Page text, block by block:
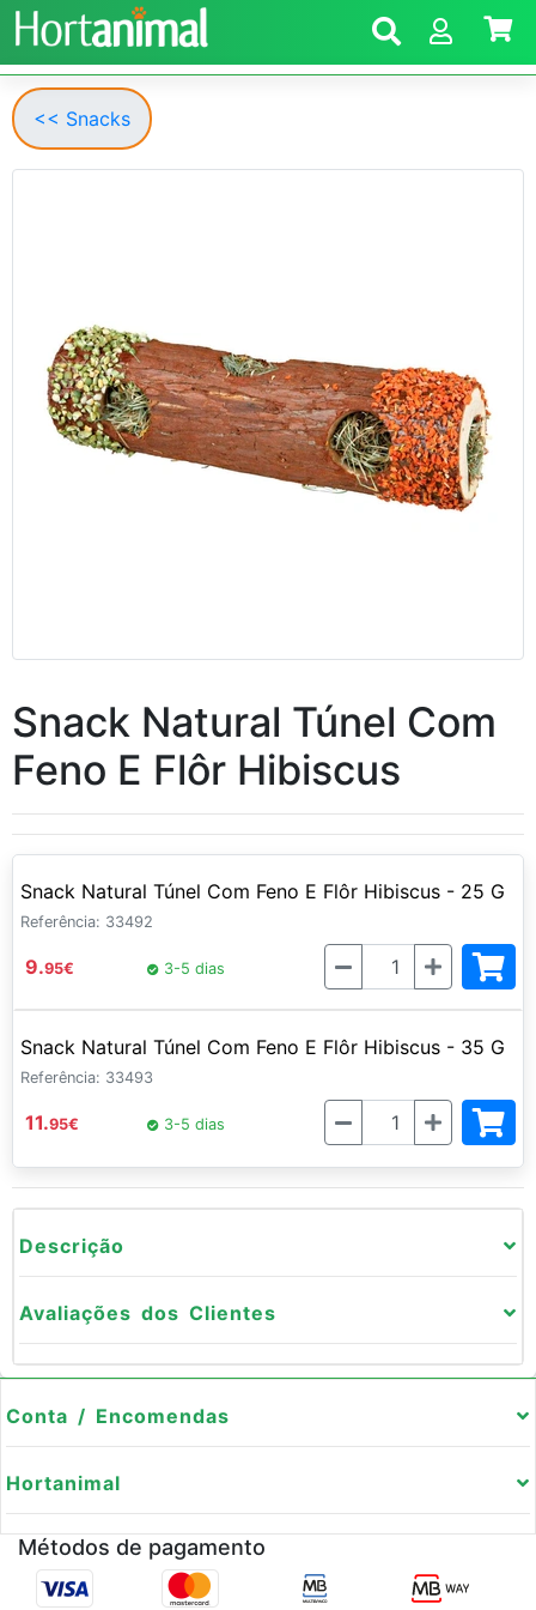
<< Snacks
Snack Natural Túnel Com
Feno E Flôr Hibiscus
Snack Natural Túnel Com Feno E Flôr Hibiscus - 25 G
Referência: 33492
9.95€ 3-5 dias Quantidade
Snack Natural Túnel Com Feno E Flôr Hibiscus - 35 G
Referência: 33493
11.95€ 3-5 dias Quantidade
Descrição
Avaliações dos Clientes
Conta / Encomendas
Hortanimal
Métodos de pagamento